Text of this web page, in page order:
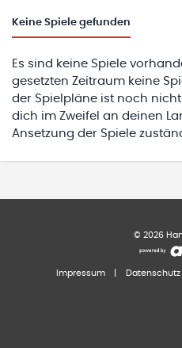
Keine Spiele gefunden
Es sind keine Spiele
gesetzten Zeitraum keine
der Spielpläne ist noch
dich im Zweifel an deinen
Ansetzung der Spiele
© 2026
Impressum Datenschutz